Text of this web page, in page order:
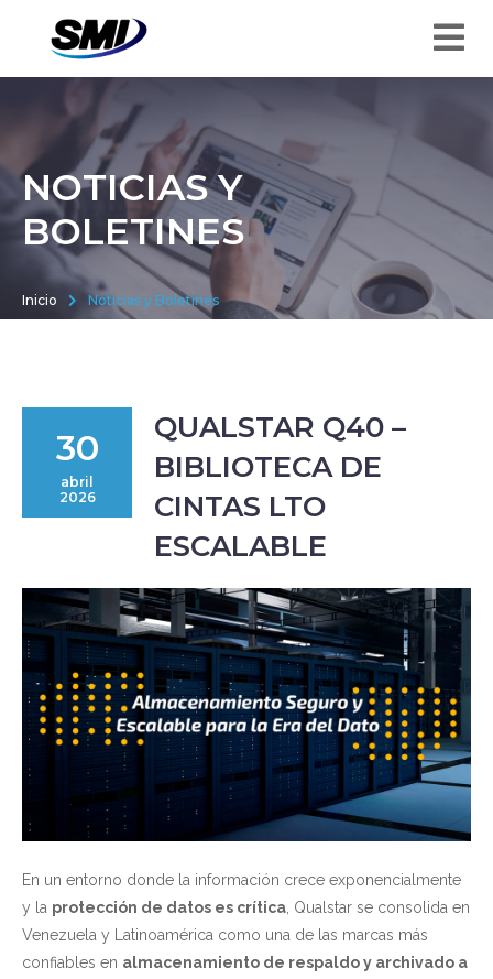
NOTICIAS Y
BOLETINES
Inicio Noticias y Boletines
30
abril
2026
QUALSTAR Q40 –
BIBLIOTECA DE
CINTAS LTO
ESCALABLE
En un entorno donde la información crece exponencialmente
y la protección de datos es crítica , Qualstar se consolida en
Venezuela y Latinoamérica como una de las marcas más
confiables en almacenamiento de respaldo y archivado a